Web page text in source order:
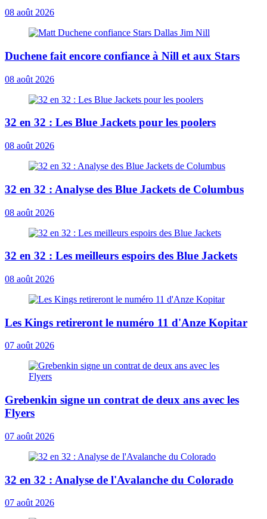
08 août 2026
Duchene fait encore confiance à Nill et aux Stars
08 août 2026
32 en 32 : Les Blue Jackets pour les poolers
08 août 2026
32 en 32 : Analyse des Blue Jackets de Columbus
08 août 2026
32 en 32 : Les meilleurs espoirs des Blue Jackets
08 août 2026
Les Kings retireront le numéro 11 d'Anze Kopitar
07 août 2026
Grebenkin signe un contrat de deux ans avec les
Flyers
07 août 2026
32 en 32 : Analyse de l'Avalanche du Colorado
07 août 2026